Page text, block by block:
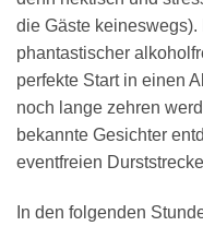
die Gäste
phantastischer
perfekte Start in einen
noch lange zehren
bekannte Gesichter
eventfreien
In den folgenden